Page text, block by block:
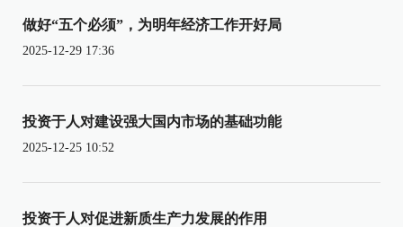
做好“五个必须”，为明年经济工作开好局
2025-12-29 17:36
投资于人对建设强大国内市场的基础功能
2025-12-25 10:52
投资于人对促进新质生产力发展的作用